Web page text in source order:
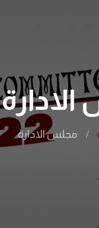
مجلس الادارة